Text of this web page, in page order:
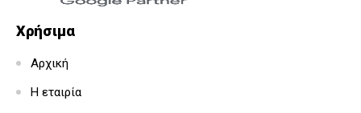
Χρήσιμα
Αρχική
Η εταιρία